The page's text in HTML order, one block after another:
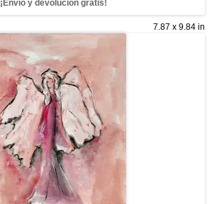
¡Envío y devolución gratis!
7.87 x 9.84 in